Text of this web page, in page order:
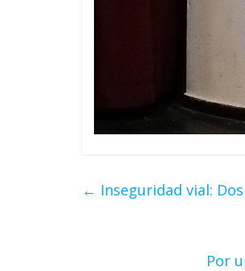
← Inseguridad vial:
Por